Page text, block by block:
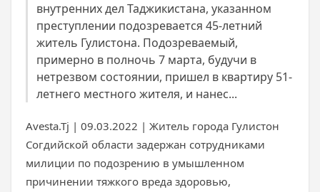
внутренних дел Таджикистана, указанном
преступлении подозревается 45-летний
житель Гулистона. Подозреваемый,
примерно в полночь 7 марта, будучи в
нетрезвом состоянии, пришел в квартиру 51-
летнего местного жителя, и нанес...
Avesta.Tj | 09.03.2022 | Житель города Гулистон
Согдийской области задержан сотрудниками
милиции по подозрению в умышленном
причинении тяжкого вреда здоровью,